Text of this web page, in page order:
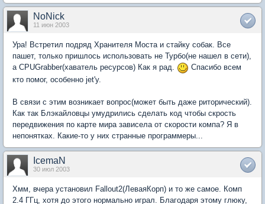
NoNick
11 июн 2003
Ура! Встретил подряд Хранителя Моста и стайку собак. Все
пашет, только пришлось использовать не Турбо(не нашел в сети),
а CPUGrabber(хаватель ресурсов) Как я рад.
Спасибо всем
кто помог, особенно jet'у.
В связи с этим возникает вопрос(может быть даже риторический).
Как так Блэкайловцы умудрились сделать код чтобы скрость
передвижения по карте мира зависела от скорости компа? Я в
непонятках. Какие-то у них странные программеры...
IcemaN
30 июл 2003
Хмм, вчера установил Fallout2(ЛеваяКорп) и то же самое. Комп
2.4 ГГц, хотя до этого нормально играл. Благодаря этому глюку,